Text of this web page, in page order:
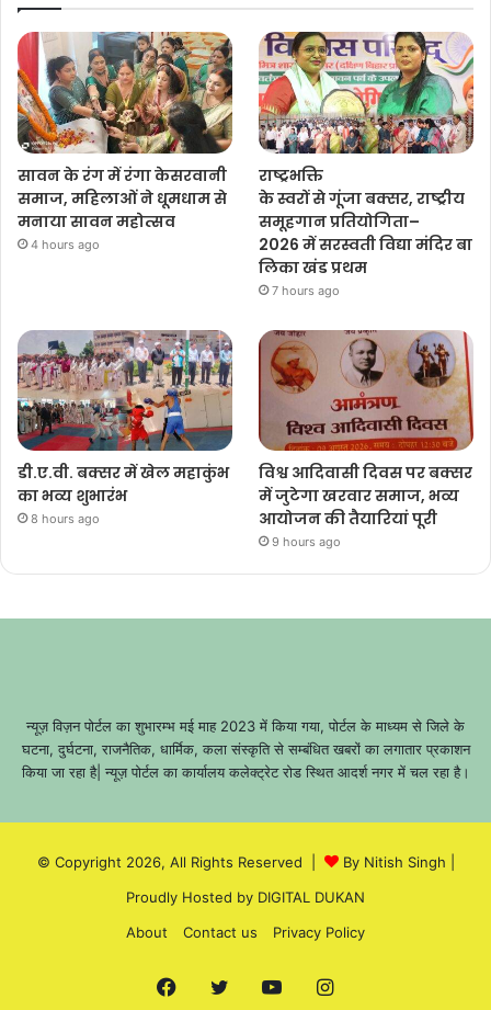
सावन के रंग में रंगा केसरवानी
समाज, महिलाओं ने धूमधाम से
मनाया सावन महोत्सव
4 hours ago
राष्ट्रभक्ति
के स्वरों से गूंजा बक्सर, राष्ट्रीय
समूहगान प्रतियोगिता–
2026 में सरस्वती विद्या मंदिर बा
लिका खंड प्रथम
7 hours ago
डी.ए.वी. बक्सर में खेल महाकुंभ
का भव्य शुभारंभ
8 hours ago
विश्व आदिवासी दिवस पर बक्सर
में जुटेगा खरवार समाज, भव्य
आयोजन की तैयारियां पूरी
9 hours ago
न्यूज़ विज़न पोर्टल का शुभारम्भ मई माह 2023 में किया गया, पोर्टल के माध्यम से जिले के
घटना, दुर्घटना, राजनैतिक, धार्मिक, कला संस्कृति से सम्बंधित खबरों का लगातार प्रकाशन
किया जा रहा है| न्यूज़ पोर्टल का कार्यालय कलेक्ट्रेट रोड स्थित आदर्श नगर में चल रहा है।
© Copyright 2026, All Rights Reserved | By Nitish Singh
Proudly Hosted by DIGITAL DUKAN
About
Contact us Privacy Policy
Facebook
Twitter YouTubeInstagram